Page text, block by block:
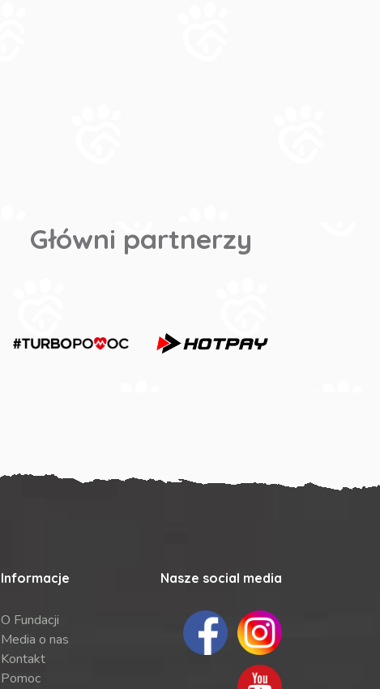
Główni partnerzy
Informacje
O Fundacji
Media o nas
Kontakt
Pomoc
Nasze social media